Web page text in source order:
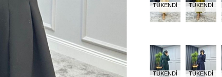
TÜKENDI TÜKENDI
TÜKENDI TÜKENDI